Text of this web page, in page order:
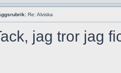
Re: Alviska
jag tror jag